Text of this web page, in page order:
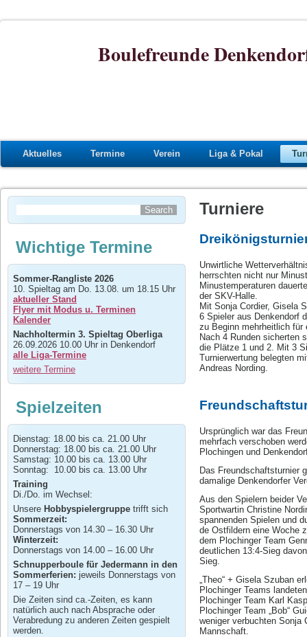
Boulefreunde
Aktuelles Termine Verein Liga & Pokal
Wichtige Termine
Sommer-Rangliste 2026
10. Spieltag am Do. 13.08. um 18.15 Uhr
aktueller Stand
Flyer mit Modus u. Terminen
Kalender
Nachholtermin 3. Spieltag Oberliga
26.09.2026 10.00 Uhr in Denkendorf
alle Liga-Termine
weitere Termine
Spielzeiten
Dienstag: 18.00 bis ca. 21.00 Uhr
Donnerstag: 18.00 bis ca. 21.00 Uhr
Samstag: 10.00 bis ca. 13.00 Uhr
Sonntag: 10.00 bis ca. 13.00 Uhr
Training
Di./Do. im Wechsel:
Unsere Hobbyspielergruppe trifft sich
Sommerzeit:
Donnerstags von 14.30 – 16.30 Uhr
Winterzeit:
Donnerstags von 14.00 – 16.00 Uhr
Schnupperboule für Jedermann in den
Sommerferien: jeweils Donnerstags von
17 – 19 Uhr
Die Zeiten sind ca.-Zeiten, es kann
natürlich auch nach Absprache oder
Verabredung zu anderen Zeiten gespielt
werden.
Turniere
Unwirtliche
herrschten nicht nur
Minustemperaturen
der SKV-Halle.
Mit Sonja Cordier, Gisela
6 Spieler aus Denkendorf
zu Beginn mehrheitlich für
Nach 4 Runden sicherten
die Plätze 1 und 2. Mit 3
Turnierwertung belegten
Andreas Nording.
Ursprünglich war das
mehrfach verschoben
Plochingen und
Das Freundschaftsturnier
damalige Denkendorfer
Aus den Spielern beider
Sportwartin Christine
spannenden Spielen und
de Ostfildern eine Woche
dem Plochinger Team
deutlichen 13:4-Sieg
Sieg.
„Theo“ + Gisela Szuban
Plochinger Teams
Plochinger Team Karl
Plochinger Team „Bob“
weniger verbuchten Sonja
Mannschaft.